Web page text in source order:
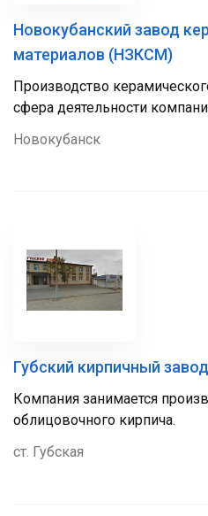
Новокубанский завод
материалов (НЗКСМ)
Производство
сфера деятельности
Новокубанск
Губский кирпичный завод
Компания занимается
облицовочного кирпича.
ст. Губская